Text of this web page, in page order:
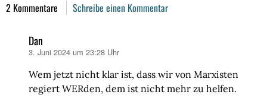
2 Kommentare Schreibe einen Kommentar
Dan
sagt:
3. Juni 2024 um 23:28 Uhr
Wem jetzt nicht klar ist, dass wir von Marxisten
regiert WERden, dem ist nicht mehr zu helfen.